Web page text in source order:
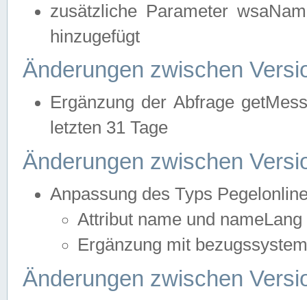
zusätzliche Parameter
hinzugefügt
Änderungen zwischen
Ergänzung der Abfrage
letzten 31 Tage
Änderungen zwischen
Anpassung des Typs
Attribut name und
Ergänzung mit
Änderungen zwischen